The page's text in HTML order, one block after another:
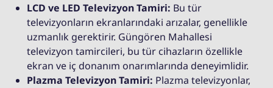
LCD ve LED Televizyon Tamiri: Bu tür
televizyonların ekranlarındaki arızalar, genellikle
uzmanlık gerektirir. Güngören Mahallesi
televizyon tamircileri, bu tür cihazların özellikle
ekran ve iç donanım onarımlarında deneyimlidir.
Plazma Televizyon Tamiri: Plazma televizyonlar,